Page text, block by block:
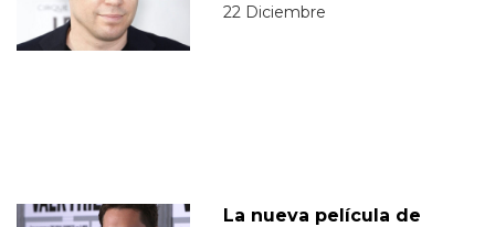
22 Diciembre
La nueva película de